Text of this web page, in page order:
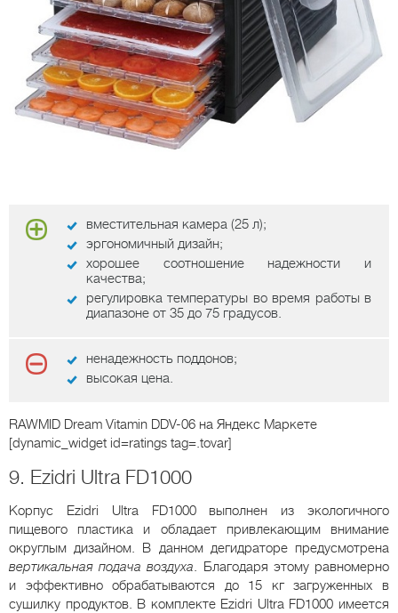
вместительная камера (25 л);
эргономичный дизайн;
хорошее соотношение надежности и
качества;
регулировка температуры во время работы в
диапазоне от 35 до 75 градусов.
ненадежность поддонов;
высокая цена.
RAWMID Dream Vitamin DDV-06 на Яндекс Маркете
[dynamic_widget id=ratings tag=.tovar]
9. Ezidri Ultra FD1000
Корпус Ezidri Ultra FD1000 выполнен из экологичного
пищевого пластика и обладает привлекающим внимание
округлым дизайном. В данном дегидраторе предусмотрена
вертикальная подача воздуха. Благодаря этому равномерно
и эффективно обрабатываются до 15 кг загруженных в
сушилку продуктов. В комплекте Ezidri Ultra FD1000 имеется